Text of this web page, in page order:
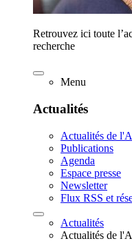
Retrouvez ici toute
recherche
Menu
Actualités
Actualités de
Publications
Agenda
Espace presse
Newsletter
Flux RSS et
Actualités
Actualités de